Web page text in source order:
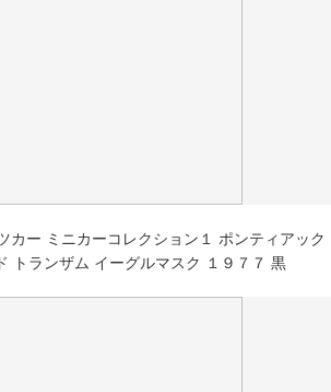
カー ミニカーコレクション１ ポンティアック
トランザム イーグルマスク １９７７ 黒